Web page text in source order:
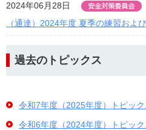
2024年06月28日
（通達）2024年度 夏季の練習およ
過去のトピックス
令和7年度（2025年度）トピッ
令和6年度（2024年度）トピッ